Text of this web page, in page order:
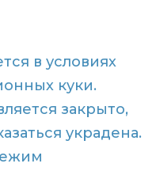
в условиях
куки.
закрыто,
украдена.